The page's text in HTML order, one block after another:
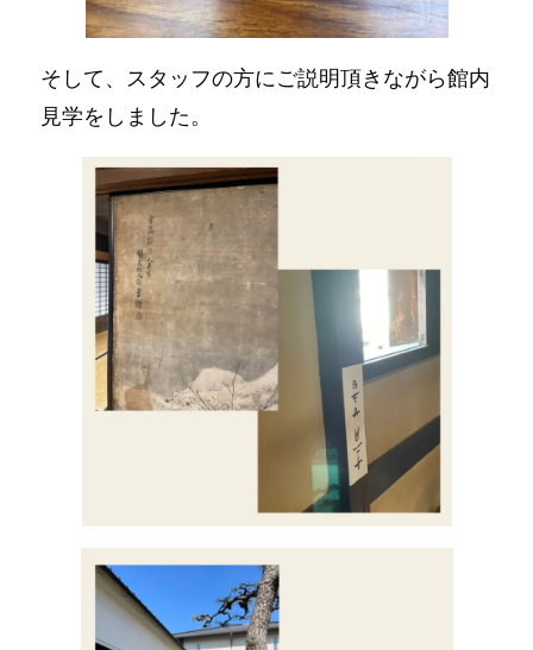
そして、スタッフの方にご説明頂きながら館内
見学をしました。